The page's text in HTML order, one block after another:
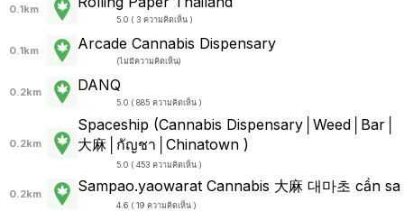
0.1km
5.0 ( 3 ความคิดเห็น )
0.1km Arcade Cannabis Dispensary
(ไม่มีความคิดเห็น)
0.2km DANQ
5.0 ( 885 ความคิดเห็น )
0.2km
Spaceship (Cannabis Dispensary│Weed│Bar│
大麻│กัญชา│Chinatown )
5.0 ( 453 ความคิดเห็น )
0.2km Sampao.yaowarat Cannabis 大麻 대마초 cần sa
4.6 ( 19 ความคิดเห็น )